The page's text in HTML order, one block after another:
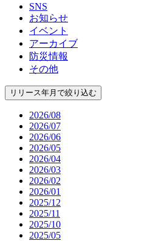
SNS
お知らせ
イベント
アーカイブ
防災情報
その他
リリース年月で絞り込む
2026/08
2026/07
2026/06
2026/05
2026/04
2026/03
2026/02
2026/01
2025/12
2025/11
2025/10
2025/05